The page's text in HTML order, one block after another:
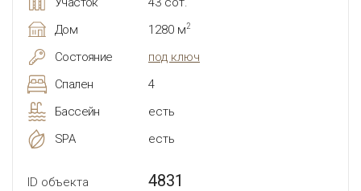
Дом
1280 м2
Состояние
под ключ
Спален
4
Бассейн
есть
SPA
есть
ID объекта 4831